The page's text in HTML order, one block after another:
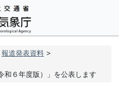
報道発表資料
和６年度版）」を公表します